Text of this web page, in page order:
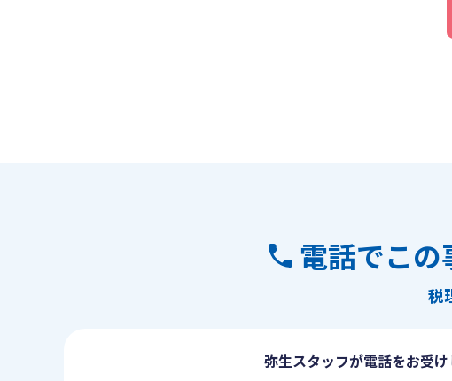
電話でこ
税
弥生スタッフが電話をお受